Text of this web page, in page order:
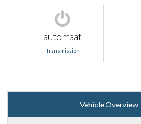
automaat
Transmission
Vehicle Overview